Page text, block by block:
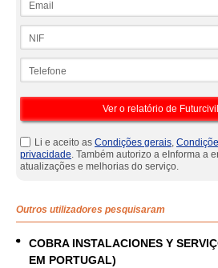
Li e aceito as Condições gerais,
privacidade. Também autorizo a eInforma a
atualizações e melhorias do serviço.
Outros utilizadores pesquisaram
COBRA INSTALACIONES Y
EM PORTUGAL)